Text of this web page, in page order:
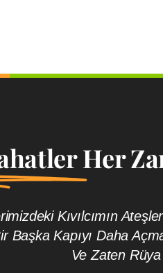
Her
Kıvılcımın
Başka Kapıyı Daha
Ve Zaten